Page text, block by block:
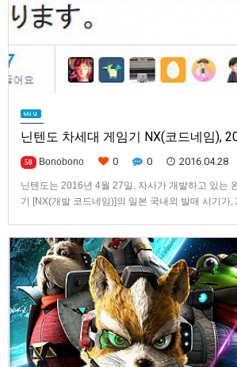
닌텐도 차세대 게임기 NX(코드네임),
50 Bonobono 0 0 2016.04.28
닌텐도는 2016년 4월 27일, 자사가 개발하고 있는
기 [NX(개발 코드네임)]의 일본 국내외 발매 시기가
표했습니다. 이 젤다의 전설 최신작은 …